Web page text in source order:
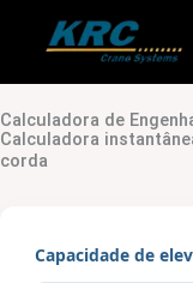
Calculadora de
Calculadora
corda
Capacidade de